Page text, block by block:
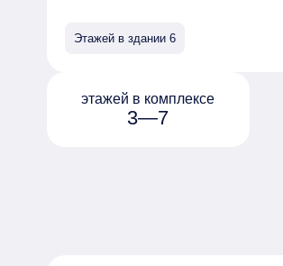
комплексе разместятся
квартиры с патио и
открываются панорамные
предлагаются с
Этажей в здании 6
3—7
этажей в комплексе